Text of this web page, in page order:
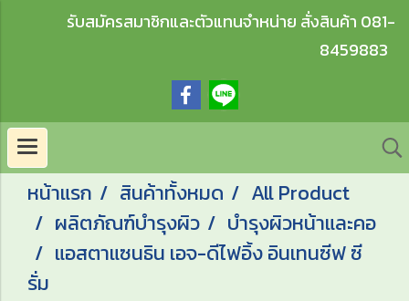
รับสมัครสมาชิกและตัวแทนจำหน่าย สั่งสินค้า 081-
8459883
หน้าแรก สินค้าทั้งหมด
All Product
ผลิตภัณฑ์บำรุงผิว
บำรุงผิวหน้าและคอ
แอสตาแซนธิน เอจ-ดีไฟอิ้ง อินเทนซีฟ ซี
รั่ม